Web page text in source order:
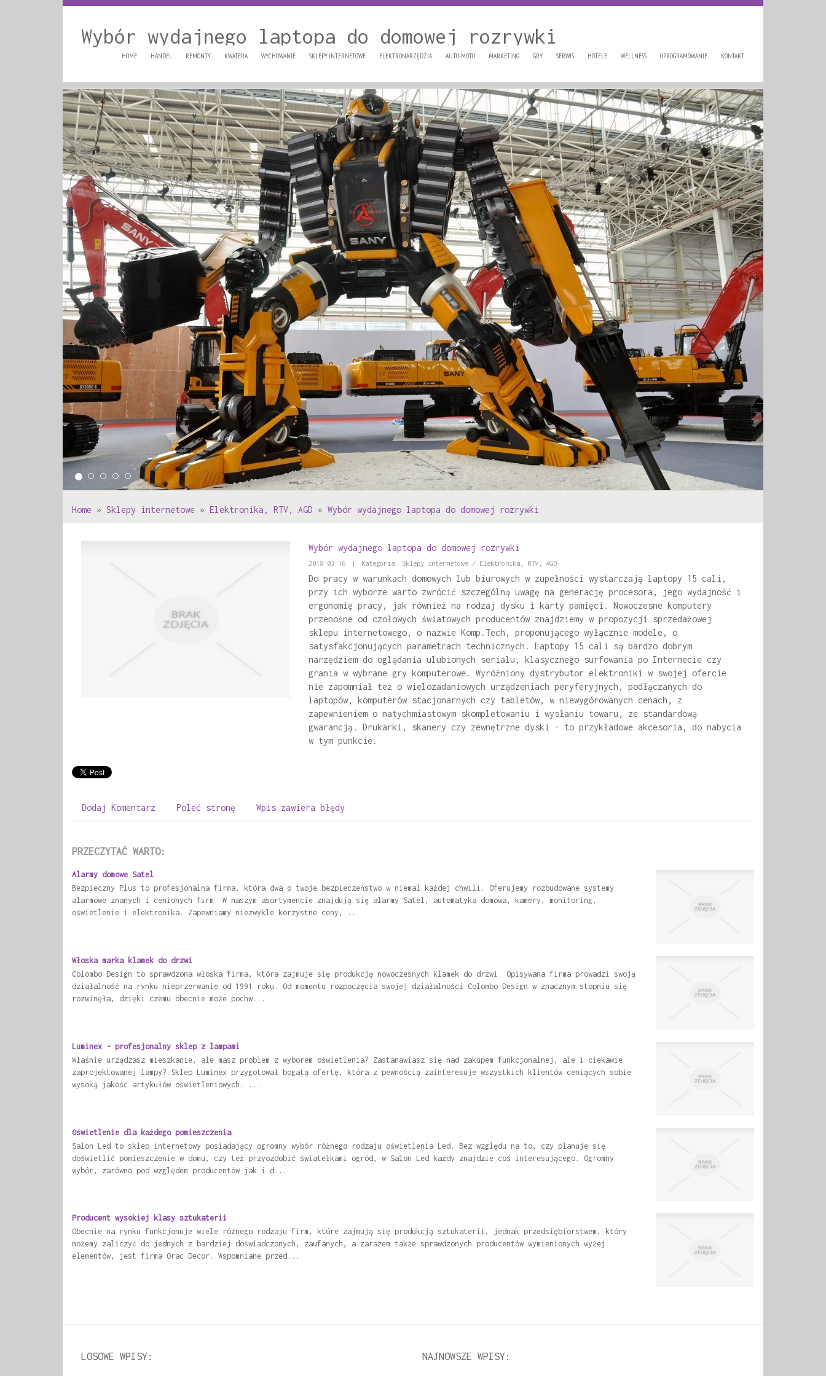
Wybór wydajnego laptopa do domowej rozrywki
HOME HANDEL REMONTY KWATERA WYCHOWANIE SKLEPY INTERNETOWE ELEKTRONARZĘDZIA AUTO-MOTO MARKETING GRY SERWIS HOTELE WELLNESS OPROGRAMOWANIE KONTAKT
Home » Sklepy internetowe » Elektronika, RTV, AGD » Wybór wydajnego laptopa do domowej rozrywki
Wybór wydajnego laptopa do domowej rozrywki
2018-03-16 | Kategoria: Sklepy internetowe / Elektronika, RTV, AGD
Do pracy w warunkach domowych lub biurowych w zupełności wystarczają laptopy 15 cali,
przy ich wyborze warto zwrócić szczególną uwagę na generację procesora, jego wydajność i
ergonomię pracy, jak również na rodzaj dysku i karty pamięci. Nowoczesne komputery
przenośne od czołowych światowych producentów znajdziemy w propozycji sprzedażowej
sklepu internetowego, o nazwie Komp.Tech, proponującego wyłącznie modele, o
satysfakcjonujących parametrach technicznych. Laptopy 15 cali są bardzo dobrym
narzędziem do oglądania ulubionych serialu, klasycznego surfowania po Internecie czy
grania w wybrane gry komputerowe. Wyróżniony dystrybutor elektroniki w swojej ofercie
nie zapomniał też o wielozadaniowych urządzeniach peryferyjnych, podłączanych do
laptopów, komputerów stacjonarnych czy tabletów, w niewygórowanych cenach, z
zapewnieniem o natychmiastowym skompletowaniu i wysłaniu towaru, ze standardową
gwarancją. Drukarki, skanery czy zewnętrzne dyski - to przykładowe akcesoria, do nabycia
w tym punkcie.
Dodaj Komentarz Poleć stronę Wpis zawiera błędy
PRZECZYTAĆ WARTO:
Alarmy domowe Satel
Bezpieczny Plus to profesjonalna firma, która dwa o twoje bezpieczeństwo w niemal każdej chwili. Oferujemy rozbudowane systemy
alarmowe znanych i cenionych firm. W naszym asortymencie znajdują się alarmy Satel, automatyka domowa, kamery, monitoring,
oświetlenie i elektronika. Zapewniamy niezwykle korzystne ceny, ...
Włoska marka klamek do drzwi
Colombo Design to sprawdzona włoska firma, która zajmuje się produkcją nowoczesnych klamek do drzwi. Opisywana firma prowadzi swoją
działalność na rynku nieprzerwanie od 1991 roku. Od momentu rozpoczęcia swojej działalności Colombo Design w znacznym stopniu się
rozwinęła, dzięki czemu obecnie może pochw...
Luminex - profesjonalny sklep z lampami
Właśnie urządzasz mieszkanie, ale masz problem z wyborem oświetlenia? Zastanawiasz się nad zakupem funkcjonalnej, ale i ciekawie
zaprojektowanej lampy? Sklep Luminex przygotował bogatą ofertę, która z pewnością zainteresuje wszystkich klientów ceniących sobie
wysoką jakość artykułów oświetleniowych. ...
Oświetlenie dla każdego pomieszczenia
Salon Led to sklep internetowy posiadający ogromny wybór różnego rodzaju oświetlenia Led. Bez względu na to, czy planuje się
doświetlić pomieszczenie w domu, czy też przyozdobić światełkami ogród, w Salon Led każdy znajdzie coś interesującego. Ogromny
wybór, zarówno pod względem producentów jak i d...
Producent wysokiej klasy sztukaterii
Obecnie na rynku funkcjonuje wiele różnego rodzaju firm, które zajmują się produkcją sztukaterii, jednak przedsiębiorstwem, który
możemy zaliczyć do jednych z bardziej doświadczonych, zaufanych, a zarazem także sprawdzonych producentów wymienionych wyżej
elementów, jest firma Orac Decor. Wspomniane przed...
LOSOWE WPISY: NAJNOWSZE WPISY: